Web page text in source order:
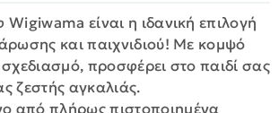
είναι η ιδανική επιλογή
και παιχνιδιού! Με κομψό
σχεδιασμό, προσφέρει στο παιδί σας
ζεστής αγκαλιάς.
από πλήρως πιστοποιημένα